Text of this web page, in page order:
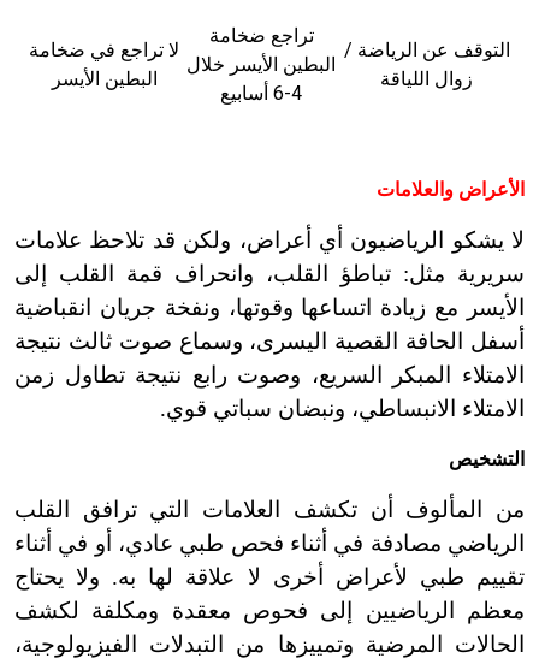
التوقف عن الرياضة /
زوال اللياقة
تراجع ضخامة
البطين الأيسر خلال
4-6 أسابيع
لا تراجع في ضخامة
البطين الأيسر
الأعراض والعلامات
لا يشكو الرياضيون أي أعراض، ولكن قد تلاحظ علامات
سريرية مثل: تباطؤ القلب، وانحراف قمة القلب إلى
الأيسر مع زيادة اتساعها وقوتها، ونفخة جريان انقباضية
أسفل الحافة القصية اليسرى، وسماع صوت ثالث نتيجة
الامتلاء المبكر السريع، وصوت رابع نتيجة تطاول زمن
الامتلاء الانبساطي، ونبضان سباتي قوي.
التشخيص
من المألوف أن تكشف العلامات التي ترافق القلب
الرياضي مصادفة في أثناء فحص طبي عادي، أو في أثناء
تقييم طبي لأعراض أخرى لا علاقة لها به. ولا يحتاج
معظم الرياضيين إلى فحوص معقدة ومكلفة لكشف
الحالات المرضية وتمييزها من التبدلات الفيزيولوجية،